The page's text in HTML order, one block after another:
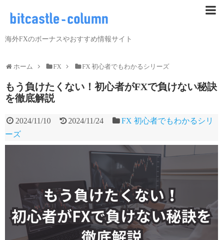
海外FXのボーナスやおすすめ情報サイト
ホーム FX FX 初心者でもわかるシリーズ
もう負けたくない！初心者がFXで負けない秘訣
を徹底解説
2024/11/10 2024/11/24
FX 初心者でもわかるシリ
ーズ